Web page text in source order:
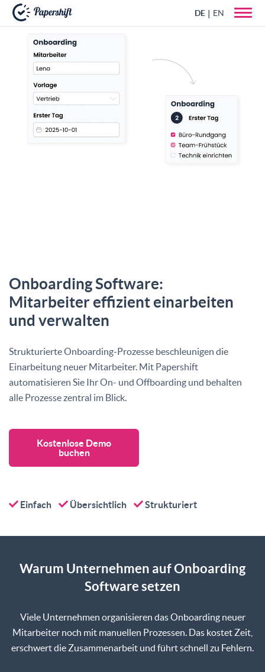
+49 721 50 95 79 69
DE EN
Onboarding Software:
Mitarbeiter effizient einarbeiten
und verwalten
Strukturierte Onboarding-Prozesse beschleunigen die
Einarbeitung neuer Mitarbeiter. Mit Papershift
automatisieren Sie Ihr On- und Offboarding und behalten
alle Prozesse zentral im Blick.
Kostenlose Demo
buchen
Einfach Übersichtlich Strukturiert
Warum Unternehmen auf Onboarding
Software setzen
Viele Unternehmen organisieren das Onboarding neuer
Mitarbeiter noch mit manuellen Prozessen. Das kostet Zeit,
erschwert die Zusammenarbeit und führt schnell zu Fehlern.